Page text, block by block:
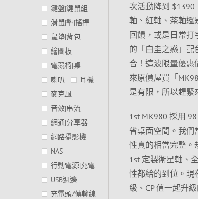
次活動降到 $1390
軸、紅軸、茶軸還
回饋，或是日常打
的「白圭之惑」配
合！這波限量優惠
來原價屋買「
是有限，所以趕緊
1st MK980 採用
省桌面空間。我們
性真的相當完整。
1st 定製衛星軸、
性都給的到位。現
級、CP 值一起升
鍵盤|鍵鼠組
滑鼠|墊|搖桿
鼠墊|背包
繪圖板
電競椅|桌
喇叭
耳機
麥克風
音效|串流
網通|分享器
網路攝影機
NAS
行動電源|充電
USB週邊
充電頭/傳輸線